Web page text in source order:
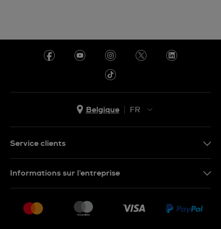
Belgique
FR
Service clients
Retour
Informations sur l'entreprise
Jobs